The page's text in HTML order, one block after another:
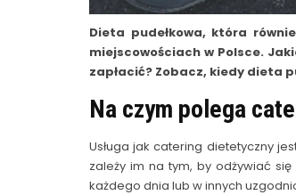
Dieta pudełkowa, która
miejscowościach w Polsce.
zapłacić? Zobacz, kiedy dieta
Na czym polega
Usługa jak catering dietetyczny
zależy im na tym, by odżywiać
każdego dnia lub w innych